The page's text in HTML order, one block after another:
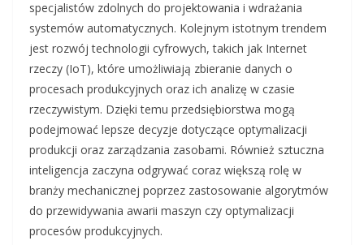
specjalistów zdolnych do projektowania i wdrażania
systemów automatycznych. Kolejnym istotnym trendem
jest rozwój technologii cyfrowych, takich jak Internet
rzeczy (IoT), które umożliwiają zbieranie danych o
procesach produkcyjnych oraz ich analizę w czasie
rzeczywistym. Dzięki temu przedsiębiorstwa mogą
podejmować lepsze decyzje dotyczące optymalizacji
produkcji oraz zarządzania zasobami. Również sztuczna
inteligencja zaczyna odgrywać coraz większą rolę w
branży mechanicznej poprzez zastosowanie algorytmów
do przewidywania awarii maszyn czy optymalizacji
procesów produkcyjnych.